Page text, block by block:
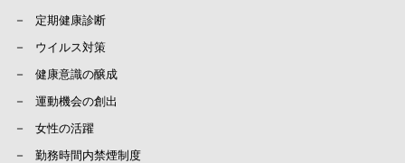
定期健康診断
ウイルス対策
健康意識の醸成
運動機会の創出
女性の活躍
勤務時間内禁煙制度